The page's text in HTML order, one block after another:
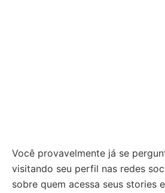
Você provavelmente já se
visitando seu perfil nas redes
sobre quem acessa seus stories